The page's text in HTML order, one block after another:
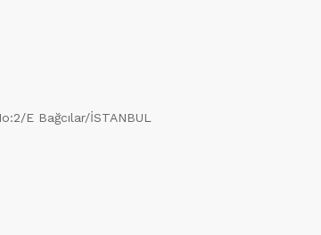
E Bağcılar/İSTANBUL